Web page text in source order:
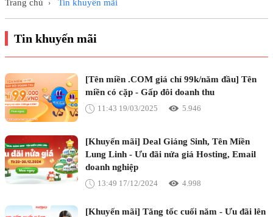
Trang chủ › Tin khuyến mãi
Tin khuyến mãi
[Tên miền .COM giá chỉ 99k/năm đầu] Tên
miền có cặp - Gấp đôi doanh thu
11:43 19/03/2025 5.946
[Khuyến mãi] Deal Giáng Sinh, Tên Miền
Lung Linh - Ưu đãi nửa giá Hosting, Email
doanh nghiệp
13:49 17/12/2024 4.998
[Khuyến mãi] Tăng tốc cuối năm - Ưu đãi lên